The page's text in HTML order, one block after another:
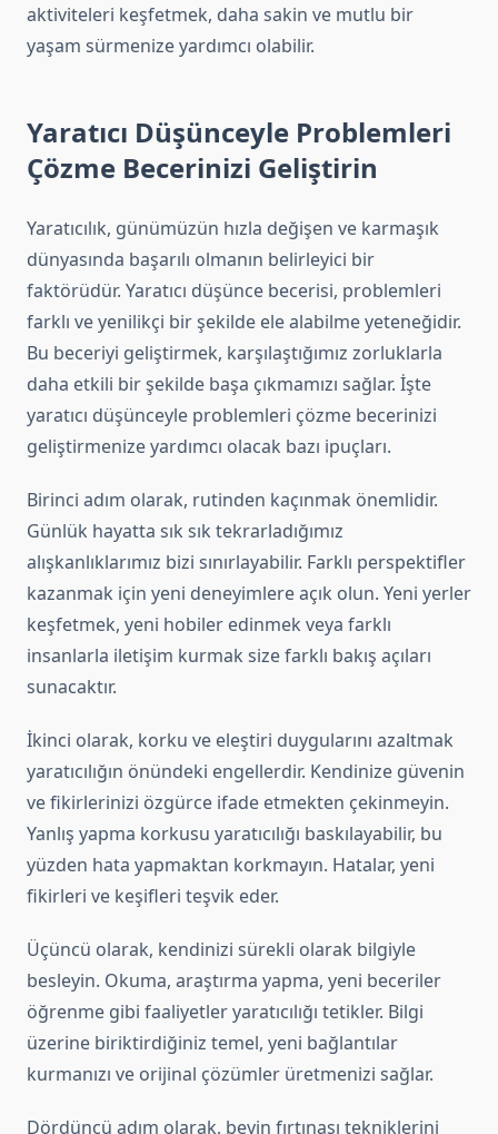
aktiviteleri keşfetmek, daha sakin ve mutlu bir
yaşam sürmenize yardımcı olabilir.
Yaratıcı Düşünceyle Problemleri
Çözme Becerinizi Geliştirin
Yaratıcılık, günümüzün hızla değişen ve karmaşık
dünyasında başarılı olmanın belirleyici bir
faktörüdür. Yaratıcı düşünce becerisi, problemleri
farklı ve yenilikçi bir şekilde ele alabilme yeteneğidir.
Bu beceriyi geliştirmek, karşılaştığımız zorluklarla
daha etkili bir şekilde başa çıkmamızı sağlar. İşte
yaratıcı düşünceyle problemleri çözme becerinizi
geliştirmenize yardımcı olacak bazı ipuçları.
Birinci adım olarak, rutinden kaçınmak önemlidir.
Günlük hayatta sık sık tekrarladığımız
alışkanlıklarımız bizi sınırlayabilir. Farklı perspektifler
kazanmak için yeni deneyimlere açık olun. Yeni yerler
keşfetmek, yeni hobiler edinmek veya farklı
insanlarla iletişim kurmak size farklı bakış açıları
sunacaktır.
İkinci olarak, korku ve eleştiri duygularını azaltmak
yaratıcılığın önündeki engellerdir. Kendinize güvenin
ve fikirlerinizi özgürce ifade etmekten çekinmeyin.
Yanlış yapma korkusu yaratıcılığı baskılayabilir, bu
yüzden hata yapmaktan korkmayın. Hatalar, yeni
fikirleri ve keşifleri teşvik eder.
Üçüncü olarak, kendinizi sürekli olarak bilgiyle
besleyin. Okuma, araştırma yapma, yeni beceriler
öğrenme gibi faaliyetler yaratıcılığı tetikler. Bilgi
üzerine biriktirdiğiniz temel, yeni bağlantılar
kurmanızı ve orijinal çözümler üretmenizi sağlar.
Dördüncü adım olarak, beyin fırtınası tekniklerini